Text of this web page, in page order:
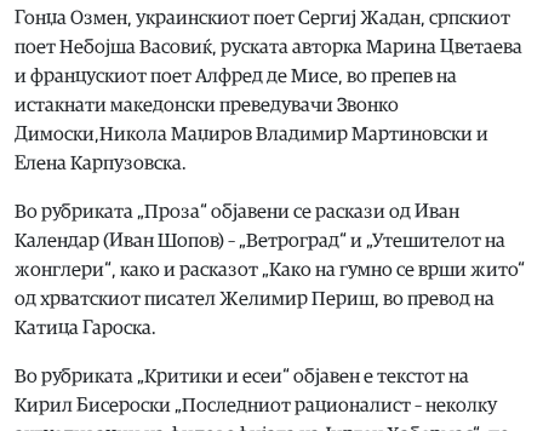
Гонџа Озмен, украинскиот поет Сергиј Жадан, српскиот
поет Небојша Васовиќ, руската авторка Марина Цветаева
и францускиот поет Алфред де Мисе, во препев на
истакнати македонски преведувачи Звонко
Димоски,Никола Маџиров Владимир Мартиновски и
Елена Карпузовска.
Во рубриката „Проза“ објавени се раскази од Иван
Календар (Иван Шопов) – „Ветроград“ и „Утешителот на
жонглери“, како и расказот „Како на гумно се врши жито“
од хрватскиот писател Желимир Периш, во превод на
Катица Гароска.
Во рубриката „Критики и есеи“ објавен е текстот на
Кирил Бисероски „Последниот рационалист – неколку